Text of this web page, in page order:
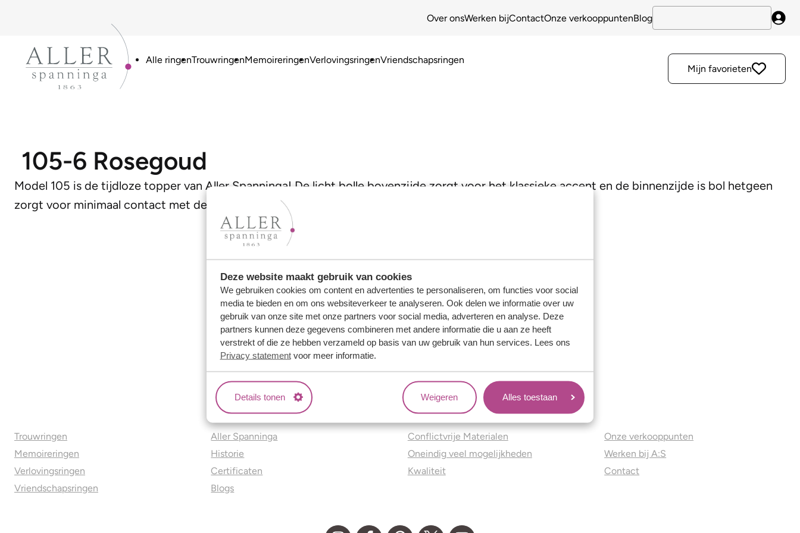
Deze website maakt gebruik van cookies
We gebruiken cookies om content en advertenties te personaliseren, om functies voor social
media te bieden en om ons websiteverkeer te analyseren. Ook delen we informatie over uw
gebruik van onze site met onze partners voor social media, adverteren en analyse. Deze
partners kunnen deze gegevens combineren met andere informatie die u aan ze heeft
verstrekt of die ze hebben verzameld op basis van uw gebruik van hun services. Lees ons
Privacy statementvoor meer informatie.
Details tonen Weigeren Alles toestaan
Over onsWerken bijContactOnze verkooppuntenBlog
Alle ringenTrouwringenMemoireringenVerlovingsringenVriendschapsringen
Mijn favorieten
105-6 Rosegoud
Model 105 is de tijdloze topper van Aller Spanninga! De licht bolle bovenzijde zorgt voor het klassieke accent en de binnenzijde is bol hetgeen
zorgt voor minimaal contact met de huid en dus voor maximaal draagcomfort!
Trouwringen
Memoireringen
Verlovingsringen
Vriendschapsringen
Over ons
Aller Spanninga
Historie
Certificaten
Blogs
Jouw voordelen
Conflictvrije Materialen
Oneindig veel mogelijkheden
Kwaliteit
Onze verkooppunten
Werken bij A:S
Contact